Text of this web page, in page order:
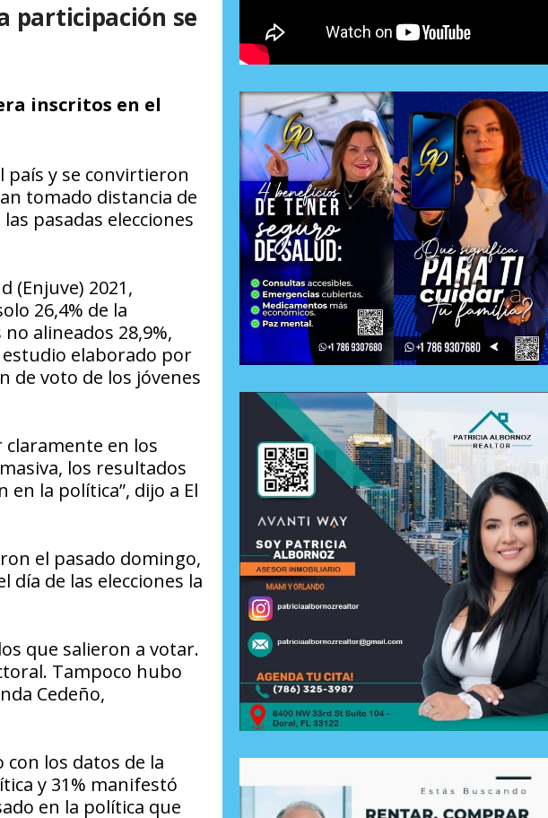
participación se
inscritos en el
país y se convirtieron
tomado distancia de
pasadas elecciones
(Enjuve) 2021,
26,4% de la
alineados 28,9%,
elaborado por
de voto de los jóvenes
claramente en los
los resultados
la política”, dijo a El
el pasado domingo,
día de las elecciones la
que salieron a votar.
Tampoco hubo
Cedeño,
con los datos de la
y 31% manifestó
en la política que